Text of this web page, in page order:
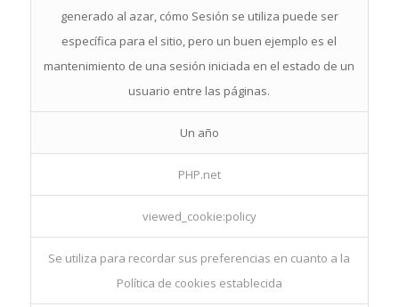
generado al azar, cómo Sesión se utiliza puede ser
específica para el sitio, pero un buen ejemplo es el
mantenimiento de una sesión iniciada en el estado de un
usuario entre las páginas.
Un año
PHP.net
viewed_cookie:policy
Se utiliza para recordar sus preferencias en cuanto a la
Política de cookies establecida